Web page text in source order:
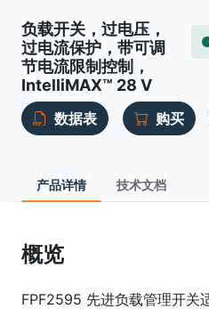
负载开关，过电压，
过电流保护，带可调
节电流限制控制，
IntelliMAX™ 28 V
数据表 购买
产品详情 技术文档
概览
FPF2595 先进负载管理开关